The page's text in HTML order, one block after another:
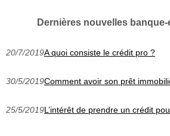
Dernières nouvelles
20/7/2019A quoi consiste le crédit pro ?
30/5/2019Comment avoir son prêt
25/5/2019L’intérêt de prendre un crédit